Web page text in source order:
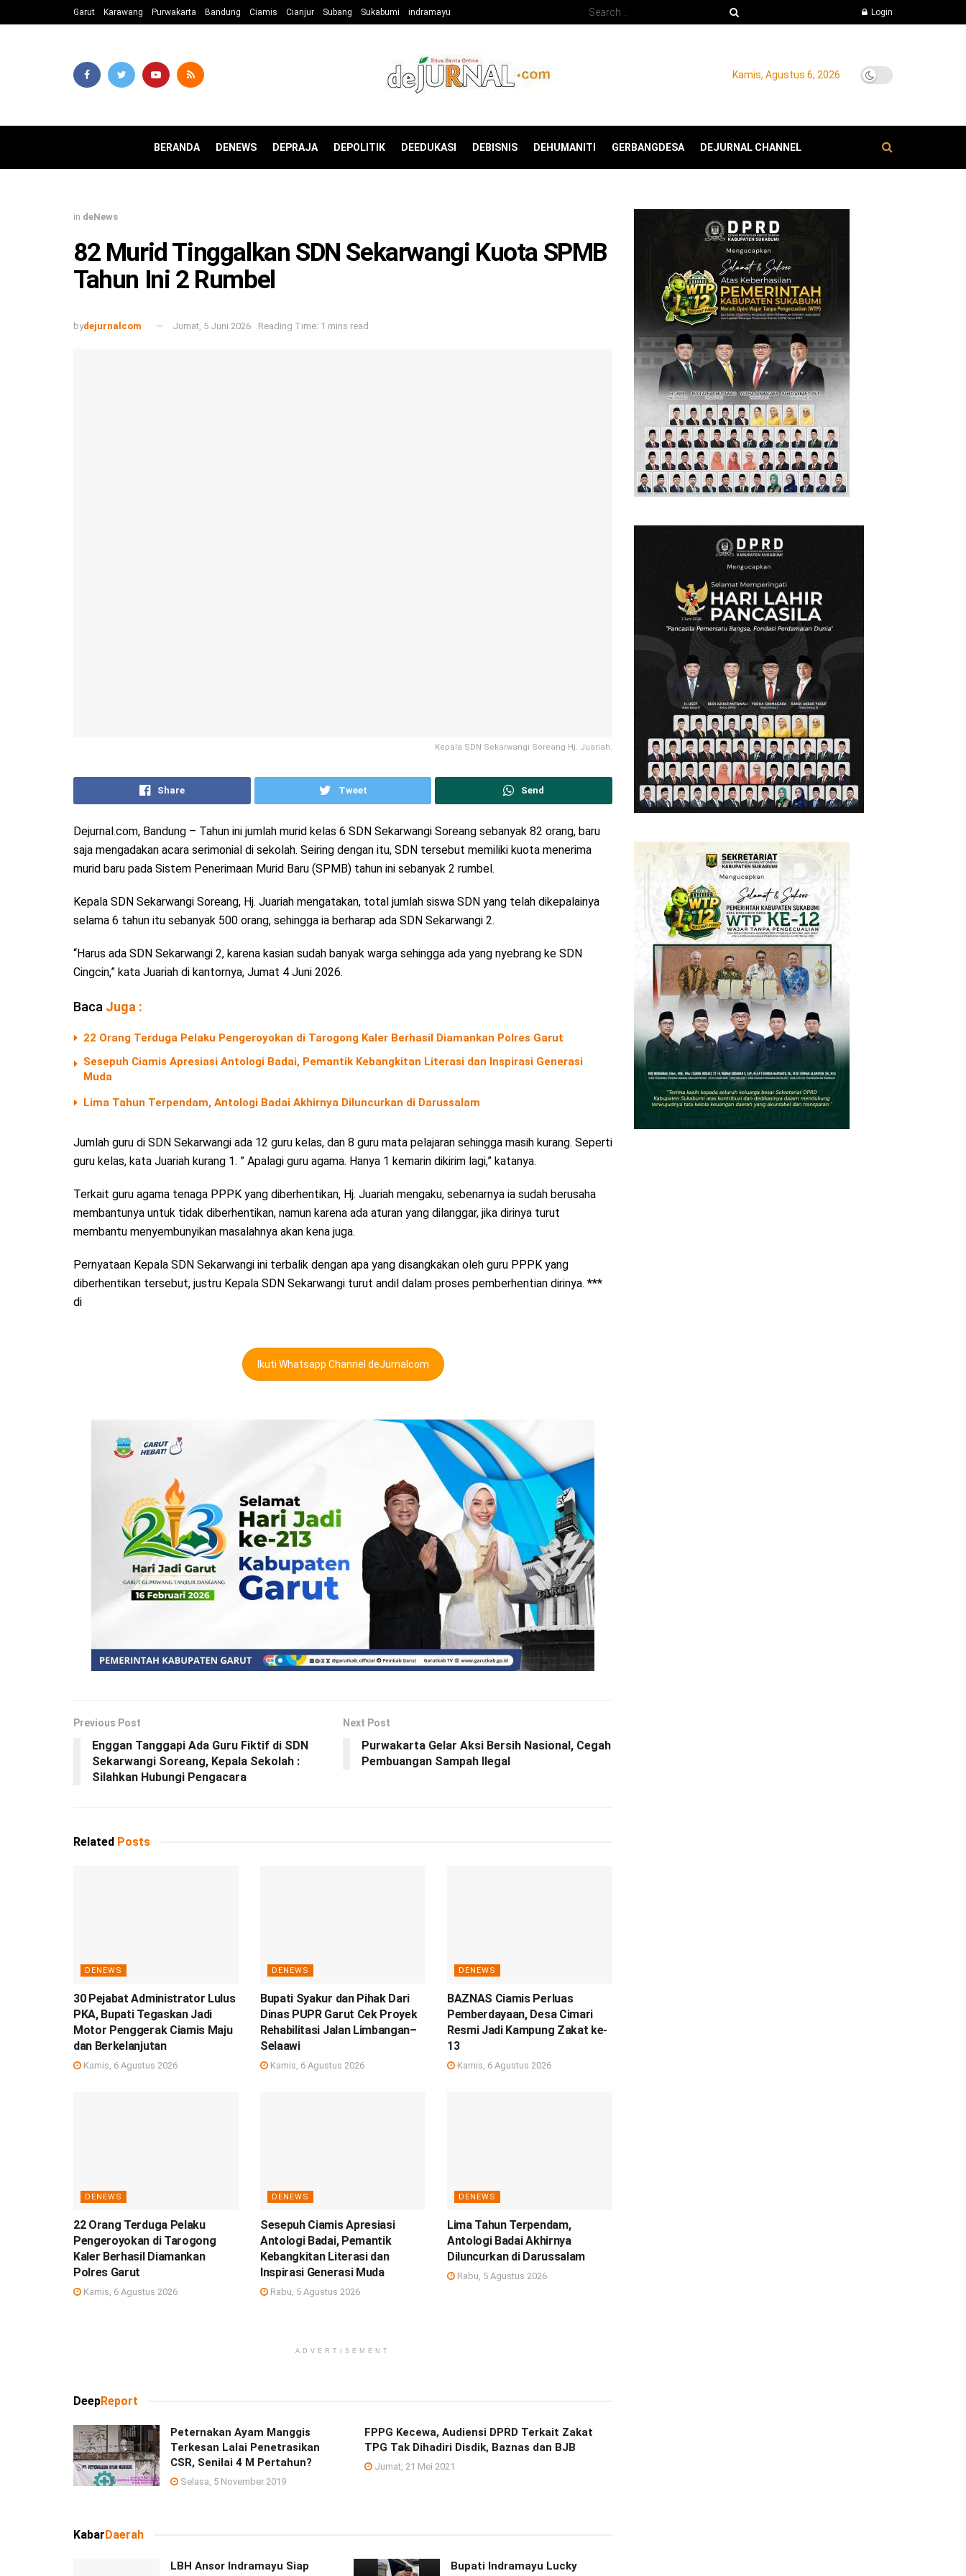
Garut Karawang Purwakarta Bandung Ciamis Cianjur Subang Sukabumi indramayu Login
Kamis, Agustus 6, 2026
BERANDA DENEWS DEPRAJA DEPOLITIK DEEDUKASI DEBISNIS DEHUMANITI GERBANGDESA DEJURNAL CHANNEL
in deNews
82 Murid Tinggalkan SDN Sekarwangi Kuota SPMB
Tahun Ini 2 Rumbel
bydejurnalcom Jumat, 5 Juni 2026 Reading Time: 1 mins read
Kepala SDN Sekarwangi Soreang Hj. Juariah.
Share Tweet Send
Dejurnal.com, Bandung – Tahun ini jumlah murid kelas 6 SDN Sekarwangi Soreang sebanyak 82 orang, baru
saja mengadakan acara serimonial di sekolah. Seiring dengan itu, SDN tersebut memiliki kuota menerima
murid baru pada Sistem Penerimaan Murid Baru (SPMB) tahun ini sebanyak 2 rumbel.
Kepala SDN Sekarwangi Soreang, Hj. Juariah mengatakan, total jumlah siswa SDN yang telah dikepalainya
selama 6 tahun itu sebanyak 500 orang, sehingga ia berharap ada SDN Sekarwangi 2.
“Harus ada SDN Sekarwangi 2, karena kasian sudah banyak warga sehingga ada yang nyebrang ke SDN
Cingcin,” kata Juariah di kantornya, Jumat 4 Juni 2026.
Baca Juga :
22 Orang Terduga Pelaku Pengeroyokan di Tarogong Kaler Berhasil Diamankan Polres Garut
Sesepuh Ciamis Apresiasi Antologi Badai, Pemantik Kebangkitan Literasi dan Inspirasi Generasi
Muda
Lima Tahun Terpendam, Antologi Badai Akhirnya Diluncurkan di Darussalam
Jumlah guru di SDN Sekarwangi ada 12 guru kelas, dan 8 guru mata pelajaran sehingga masih kurang. Seperti
guru kelas, kata Juariah kurang 1. ” Apalagi guru agama. Hanya 1 kemarin dikirim lagi,” katanya.
Terkait guru agama tenaga PPPK yang diberhentikan, Hj. Juariah mengaku, sebenarnya ia sudah berusaha
membantunya untuk tidak diberhentikan, namun karena ada aturan yang dilanggar, jika dirinya turut
membantu menyembunyikan masalahnya akan kena juga.
Pernyataan Kepala SDN Sekarwangi ini terbalik dengan apa yang disangkakan oleh guru PPPK yang
diberhentikan tersebut, justru Kepala SDN Sekarwangi turut andil dalam proses pemberhentian dirinya. ***
di
Ikuti Whatsapp Channel deJurnalcom
Previous Post
Enggan Tanggapi Ada Guru Fiktif di SDN
Sekarwangi Soreang, Kepala Sekolah :
Silahkan Hubungi Pengacara
Next Post
Purwakarta Gelar Aksi Bersih Nasional, Cegah
Pembuangan Sampah Ilegal
Related Posts
DENEWS
30 Pejabat Administrator Lulus
PKA, Bupati Tegaskan Jadi
Motor Penggerak Ciamis Maju
dan Berkelanjutan
Kamis, 6 Agustus 2026
DENEWS
Bupati Syakur dan Pihak Dari
Dinas PUPR Garut Cek Proyek
Rehabilitasi Jalan Limbangan–
Selaawi
Kamis, 6 Agustus 2026
DENEWS
BAZNAS Ciamis Perluas
Pemberdayaan, Desa Cimari
Resmi Jadi Kampung Zakat ke-
13
Kamis, 6 Agustus 2026
DENEWS
22 Orang Terduga Pelaku
Pengeroyokan di Tarogong
Kaler Berhasil Diamankan
Polres Garut
Kamis, 6 Agustus 2026
DENEWS
Sesepuh Ciamis Apresiasi
Antologi Badai, Pemantik
Kebangkitan Literasi dan
Inspirasi Generasi Muda
Rabu, 5 Agustus 2026
DENEWS
Lima Tahun Terpendam,
Antologi Badai Akhirnya
Diluncurkan di Darussalam
Rabu, 5 Agustus 2026
ADVERTISEMENT
DeepReport
Peternakan Ayam Manggis
Terkesan Lalai Penetrasikan
CSR, Senilai 4 M Pertahun?
Selasa, 5 November 2019
FPPG Kecewa, Audiensi DPRD Terkait Zakat
TPG Tak Dihadiri Disdik, Baznas dan BJB
Jumat, 21 Mei 2021
KabarDaerah
LBH Ansor Indramayu Siap
Bupati Indramayu Lucky